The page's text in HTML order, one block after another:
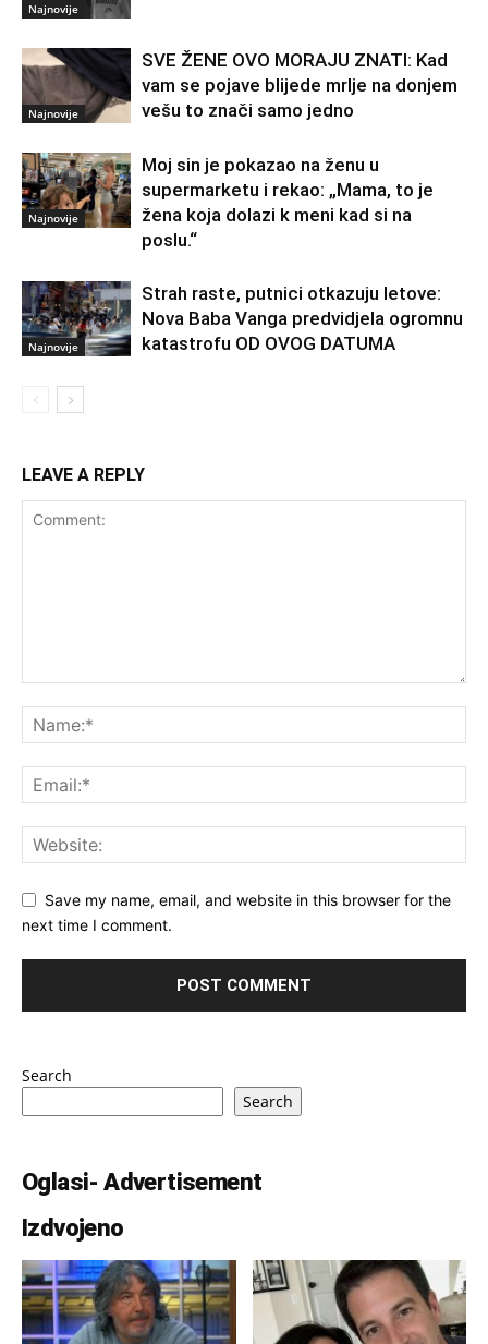
Najnovije
Najnovije
SVE ŽENE OVO MORAJU ZNATI: Kad
vam se pojave blijede mrlje na donjem
vešu to znači samo jedno
Najnovije
Moj sin je pokazao na ženu u
supermarketu i rekao: „Mama, to je
žena koja dolazi k meni kad si na
poslu.“
Najnovije
Strah raste, putnici otkazuju letove:
Nova Baba Vanga predvidjela ogromnu
katastrofu OD OVOG DATUMA
LEAVE A REPLY
Save my name, email, and website in this browser for the
next time I comment.
Search
Search
Oglasi- Advertisement
Izdvojeno